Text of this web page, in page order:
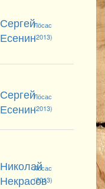
Сергей
Есенин
Лӧсас
(2013)
Сергей
Есенин
Лӧсас
(2013)
Николай
Некрасов
Лӧсас
(2013)